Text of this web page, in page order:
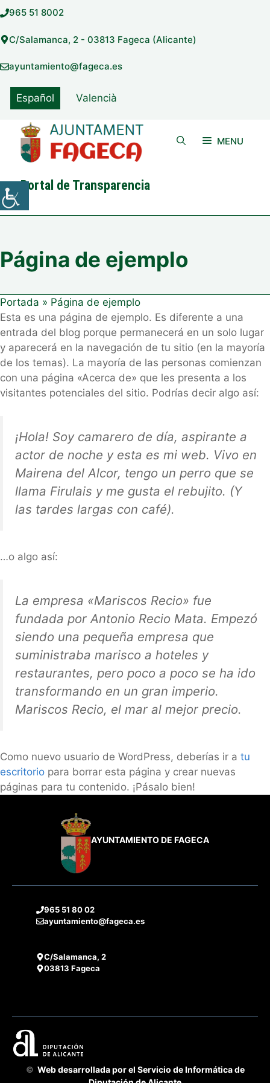
Saltar
contenido
965 51 8002
C/Salamanca, 2 - 03813 Fageca (Alicante)
ayuntamiento@fageca.es
Español Valencià
MENU
Portal de Transparencia
Página de ejemplo
Portada » Página de ejemplo
Esta es una página de ejemplo. Es diferente a una
entrada del blog porque permanecerá en un solo lugar
y aparecerá en la navegación de tu sitio (en la mayoría
de los temas). La mayoría de las personas comienzan
con una página «Acerca de» que les presenta a los
visitantes potenciales del sitio. Podrías decir algo así:
¡Hola! Soy camarero de día, aspirante a
actor de noche y esta es mi web. Vivo en
Mairena del Alcor, tengo un perro que se
llama Firulais y me gusta el rebujito. (Y
las tardes largas con café).
…o algo así:
La empresa «Mariscos Recio» fue
fundada por Antonio Recio Mata. Empezó
siendo una pequeña empresa que
suministraba marisco a hoteles y
restaurantes, pero poco a poco se ha ido
transformando en un gran imperio.
Mariscos Recio, el mar al mejor precio.
Como nuevo usuario de WordPress, deberías ir a tu
escritorio para borrar esta página y crear nuevas
páginas para tu contenido. ¡Pásalo bien!
AYUNTAMIENTO DE FAGECA
965 51 80 02
ayuntamiento@fageca.es
C/Salamanca, 2
03813 Fageca
© Web desarrollada por el Servicio de Informática de